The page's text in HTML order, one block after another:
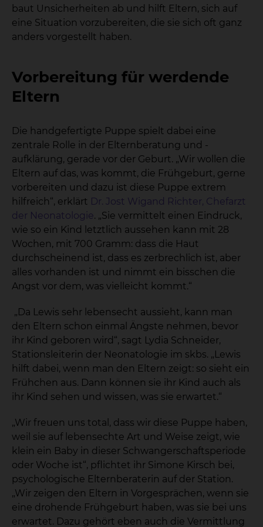
baut Unsicherheiten ab und hilft Eltern, sich auf
eine Situation vorzubereiten, die sie sich oft ganz
anders vorgestellt haben.
Vorbereitung für werdende
Eltern
Die handgefertigte Puppe spielt dabei eine
zentrale Rolle in der Elternberatung und -
aufklärung, gerade vor der Geburt. „Wir wollen die
Eltern auf das, was kommt, die Frühgeburt, gerne
vorbereiten und dazu ist diese Puppe extrem
hilfreich“, erklärt Dr. Jost Wigand Richter, Chefarzt
der Neonatologie. „Sie vermittelt einen Eindruck,
wie so ein Kind letztlich aussehen kann mit 28
Wochen, mit 700 Gramm: dass die Haut
durchscheinend ist, dass es zerbrechlich ist, aber
alles vorhanden ist und nimmt ein bisschen die
Angst vor dem, was vielleicht kommt.“
„Da Lewis sehr lebensecht aussieht, kann man
den Eltern schon einmal Ängste nehmen, bevor
ihr Kind geboren wird“, sagt Lydia Schneider,
Stationsleiterin der Neonatologie im skbs. „Lewis
hilft dabei, wenn man den Eltern zeigt: so sieht ein
Frühchen aus. Dann können sie ihr Kind auch als
ihr Kind sehen und wissen, was sie erwartet.“
„Wir freuen uns total, dass wir diese Puppe haben,
weil sie auf lebensechte Art und Weise zeigt, wie
klein ein Baby in dieser Schwangerschaftsperiode
oder Woche ist“, pflichtet ihr Simone Kirsch bei,
psychologische Elternberaterin auf der Station.
„Wir zeigen den Eltern in Vorgesprächen, wenn sie
eine drohende Frühgeburt haben, was sie bei uns
erwartet. Dazu gehört eben auch die Vermittlung